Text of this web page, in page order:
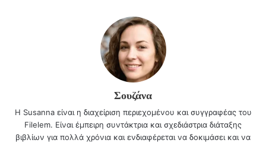
Σουζάνα
Η Susanna είναι η διαχείριση περιεχομένου και συγγραφέας του
Filelem. Είναι έμπειρη συντάκτρια και σχεδιάστρια διάταξης
βιβλίων για πολλά χρόνια και ενδιαφέρεται να δοκιμάσει και να